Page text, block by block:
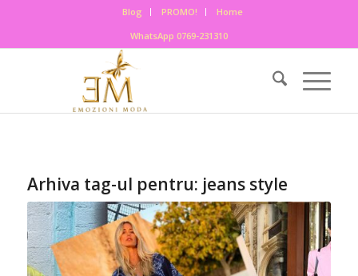
Blog PROMO!
Home
WhatsApp 0769-231310
Arhiva tag-ul pentru: jeans style